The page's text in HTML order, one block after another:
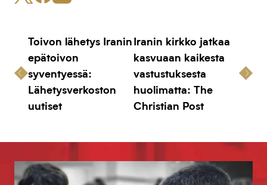
Toivon lähetys Iranin
epätoivon
syventyessä:
Lähetysverkoston
uutiset
Iranin kirkko jatkaa
kasvuaan kaikesta
vastustuksesta
huolimatta: The
Christian Post